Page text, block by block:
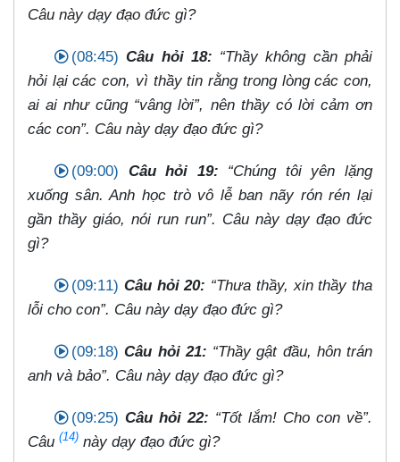
Câu này dạy đạo đức gì?
(08:45) Câu hỏi 18: “Thầy không cần phải
hỏi lại các con, vì thầy tin rằng trong lòng các con,
ai ai như cũng “vâng lời”, nên thầy có lời cảm ơn
các con”. Câu này dạy đạo đức gì?
(09:00) Câu hỏi 19:
“Chúng tôi yên lặng
xuống sân. Anh học trò vô lễ ban nãy rón rén lại
gần thầy giáo, nói run run”. Câu này dạy đạo đức
gì?
(09:11) Câu hỏi 20: “Thưa thầy, xin thầy tha
lỗi cho con”. Câu này dạy đạo đức gì?
(09:18) Câu hỏi 21: “Thầy gật đầu, hôn trán
anh và bảo”. Câu này dạy đạo đức gì?
(09:25) Câu hỏi 22: “Tốt lắm! Cho con về”.
Câu (14) này dạy đạo đức gì?